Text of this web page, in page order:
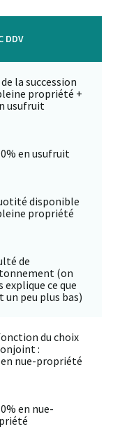
DDV
la succession
propriété +
usufruit
en usufruit
disponible
propriété
de
(on
explique ce que
un peu plus bas)
du choix
:
nue-propriété
en nue-